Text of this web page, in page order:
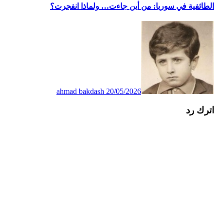
الطائفية في سوريا: من أين جاءت… ولماذا انفجرت؟
ahmad bakdash 20/05/2026
اترك رد